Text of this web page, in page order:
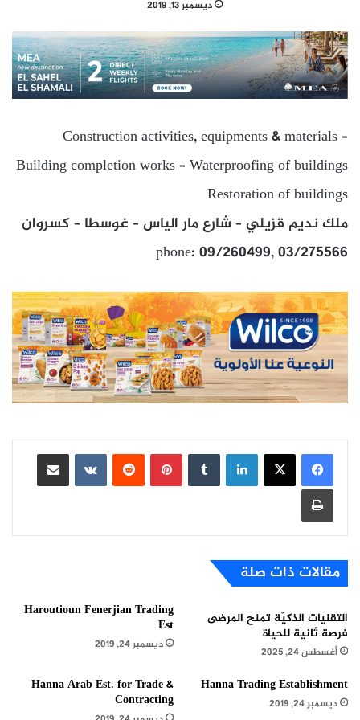
ديسمبر 13, 2019
Construction activities, equipments & materials –
Building completion works – Waterproofing of buildings
Restoration of buildings
ملك نديم قزيلي – شارع مار الياس – غوسطا – كسروان
phone: 09/260499, 03/275566
لينكدإن بينتيريست
مشاركة عبر البريد
طباعة
مقالات ذات صلة
التقنيات الذكيّة تمنح المرضى
فرصة ثانية للحياة
أغسطس 24, 2025
Haroutioun Fenerjian Trading
Est
ديسمبر 24, 2019
Hanna Trading Establishment
ديسمبر 24, 2019
Hanna Arab Est. for Trade &
Contracting